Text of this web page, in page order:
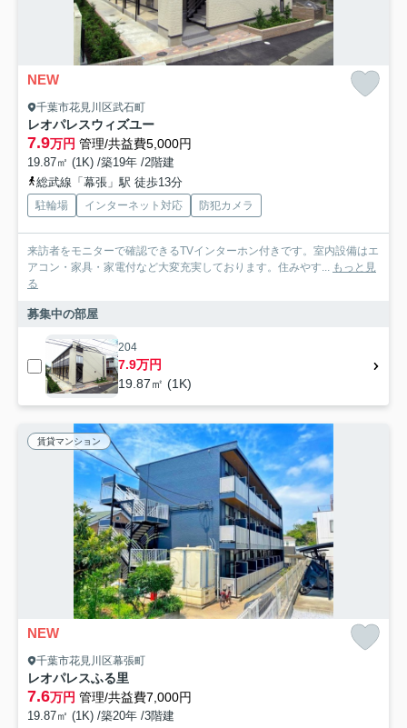
NEW
千葉市花見川区武石町
レオパレスウィズユー
7.9万円 管理/共益費5,000円
19.87㎡ (1K) /築19年 /2階建
総武線「幕張」駅 徒歩13分
駐輪場 インターネット対応 防犯カメラ
来訪者をモニターで確認できるTVインターホン付きです。室内設備はエ
アコン・家具・家電付など大変充実しております。住みやす... もっと見
る
募集中の部屋
204
7.9万円
19.87㎡ (1K)
賃貸マンション
NEW
千葉市花見川区幕張町
レオパレスふる里
7.6万円 管理/共益費7,000円
19.87㎡ (1K) /築20年 /3階建